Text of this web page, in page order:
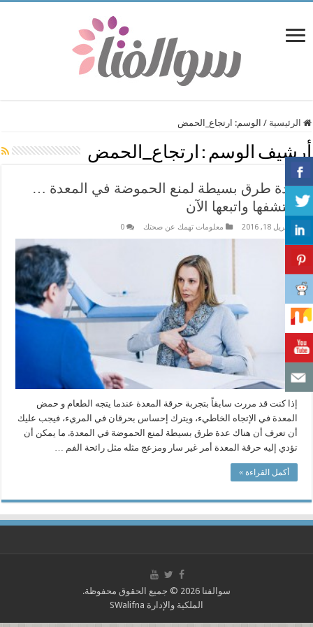
الرئيسية / الوسم: ارتجاع_الحمض
أرشيف الوسم : ارتجاع_الحمض
عدة طرق بسيطة لمنع الحموضة في المعدة …
إكتشفها واتبعها الآن
أبريل 18, 2016 معلومات تهمك عن صحتك 0
إذا كنت قد مررت سابقاً بتجربة حرقة المعدة عندما يتجه الطعام و حمض
المعدة في الإتجاه الخاطيء، ويترك إحساس بحرقان في المريء، فيجب عليك
أن تعرف أن هناك عدة طرق بسيطة لمنع الحموضة في المعدة. ما يمكن أن
تؤدي إليه حرقة المعدة أمر غير سار ومزعج مثله مثل رائحة الفم …
أكمل القراءة »
سوالفنا 2026 © جميع الحقوق محفوظة.
الملكية والإدارة SWalifna